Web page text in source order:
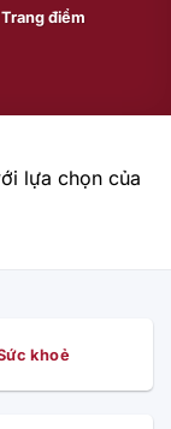
Trang điểm
lựa chọn của
khoẻ